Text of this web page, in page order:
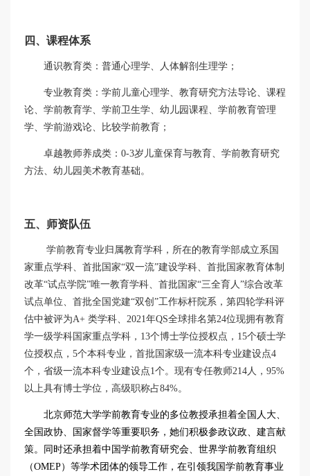
四、课程体系
通识教育类：普通心理学、人体解剖生理学；
专业教育类：学前儿童心理学、教育研究方法导论、课程
论、学前教育学、学前卫生学、幼儿园课程、学前教育管理
学、学前游戏论、比较学前教育；
卓越教师养成类： 0-3岁儿童保育与教育、学前教育研究
方法、幼儿园美术教育基础。
五、师资队伍
学前教育专业归属教育学科，所在的教育学部成立系国
家重点学科、首批国家“双一流”建设学科、首批国家教育体制
改革“试点学院”唯一教育学科、首批国家“三全育人”综合改革
试点单位、首批全国党建“双创”工作标杆院系，第四轮学科评
估中被评为A+ 类学科、 2021年QS全球排名第24位现拥有教育
学一级学科国家重点学科， 13个博士学位授权点， 15个硕士学
位授权点， 5个本科专业，首批国家级一流本科专业建设点4
个，省级一流本科专业建设点1个。现有专任教师214人， 95%
以上具有博士学位，高级职称占84%。
北京师范大学学前教育专业的多位教授承担着全国人大、
全国政协、国家督学等重要职务，她们积极参政议政、建言献
策。同时还承担着中国学前教育研究会、世界学前教育组织
（OMEP）等学术团体的领导工作，在引领我国学前教育事业